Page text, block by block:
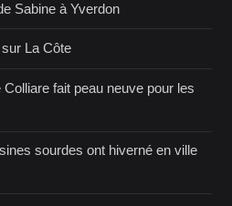
Sabine à Yverdon
La Côte
Colliare fait peau neuve pour les
sourdes ont hiverné en ville